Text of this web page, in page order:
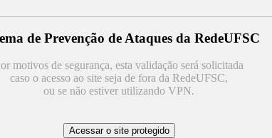
de Prevenção de Ataques da RedeUFSC
motivos de segurança, esta validação será solicitada
caso o acesso ao site seja de fora da RedeUFSC,
ou se não estiver utilizando VPN.